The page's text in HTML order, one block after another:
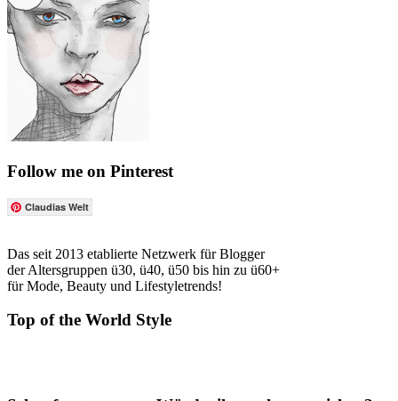
Follow me on Pinterest
Claudias Welt
Das seit 2013 etablierte Netzwerk für Blogger
der Altersgruppen ü30, ü40, ü50 bis hin zu ü60+
für Mode, Beauty und Lifestyletrends!
Top of the World Style